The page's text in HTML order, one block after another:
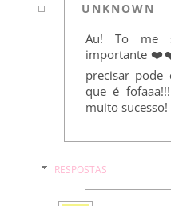
UNKNOWN
Au! To me
importante
precisar pode
que é
muito sucesso!
RESPOSTAS